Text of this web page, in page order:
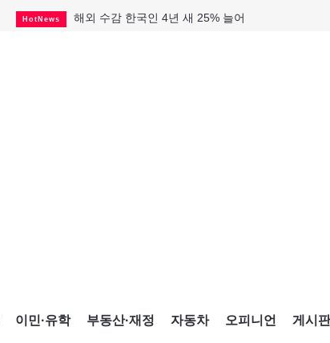
HotNews 해외 수감 한국인 4년 새 25% 늘어
이민·유학 부동산·재정 자동차 오피니언 게시판